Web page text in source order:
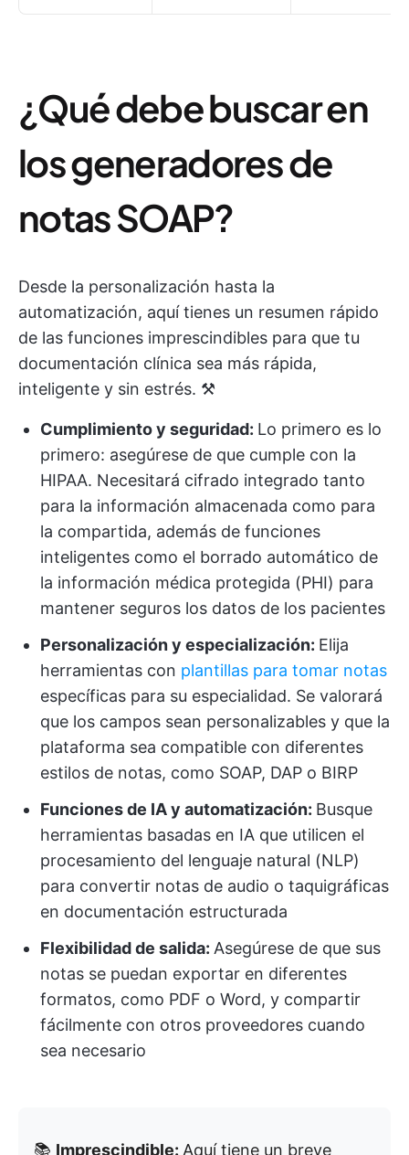
¿Qué debe buscar en
los generadores de
notas SOAP?
Desde la personalización hasta la
automatización, aquí tienes un resumen rápido
de las funciones imprescindibles para que tu
documentación clínica sea más rápida,
inteligente y sin estrés. ⚒️
Cumplimiento y seguridad: Lo primero es lo
primero: asegúrese de que cumple con la
HIPAA. Necesitará cifrado integrado tanto
para la información almacenada como para
la compartida, además de funciones
inteligentes como el borrado automático de
la información médica protegida (PHI) para
mantener seguros los datos de los pacientes
Personalización y especialización: Elija
herramientas con plantillas para tomar notas
específicas para su especialidad. Se valorará
que los campos sean personalizables y que la
plataforma sea compatible con diferentes
estilos de notas, como SOAP, DAP o BIRP
Funciones de IA y automatización: Busque
herramientas basadas en IA que utilicen el
procesamiento del lenguaje natural (NLP)
para convertir notas de audio o taquigráficas
en documentación estructurada
Flexibilidad de salida: Asegúrese de que sus
notas se puedan exportar en diferentes
formatos, como PDF o Word, y compartir
fácilmente con otros proveedores cuando
sea necesario
📚 Imprescindible: Aquí tiene un breve